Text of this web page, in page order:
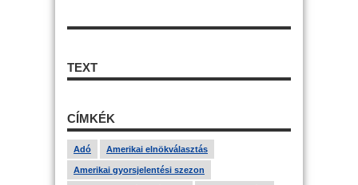
TEXT
CÍMKÉK
Adó Amerikai elnökválasztás
Amerikai gyorsjelentési szezon